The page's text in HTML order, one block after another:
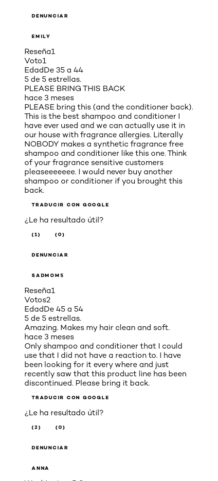
DENUNCIAR
EMILY
Reseña1
Voto1
EdadDe 35 a 44
5 de 5 estrellas.
PLEASE BRING THIS BACK
hace 3 meses
PLEASE bring this (and the conditioner back).
This is the best shampoo and conditioner I
have ever used and we can actually use it in
our house with fragrance allergies. Literally
NOBODY makes a synthetic fragrance free
shampoo and conditioner like this one. Think
of your fragrance sensitive customers
pleaseeeeeee. I would never buy another
shampoo or conditioner if you brought this
back.
TRADUCIR CON GOOGLE
¿Le ha resultado útil?
(1) (0)
DENUNCIAR
SADMOM5
Reseña1
Votos2
EdadDe 45 a 54
5 de 5 estrellas.
Amazing. Makes my hair clean and soft.
hace 3 meses
Only shampoo and conditioner that I could
use that I did not have a reaction to. I have
been looking for it every where and just
recently saw that this product line has been
discontinued. Please bring it back.
TRADUCIR CON GOOGLE
¿Le ha resultado útil?
(2) (0)
DENUNCIAR
ANNA